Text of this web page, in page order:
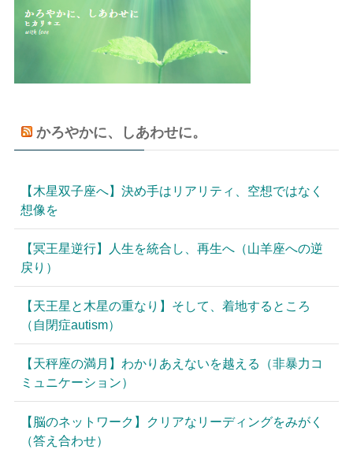
かろやかに、しあわせに。
【木星双子座へ】決め手はリアリティ、空想ではなく
想像を
【冥王星逆行】人生を統合し、再生へ（山羊座への逆
戻り）
【天王星と木星の重なり】そして、着地するところ
（自閉症autism）
【天秤座の満月】わかりあえないを越える（非暴力コ
ミュニケーション）
【脳のネットワーク】クリアなリーディングをみがく
（答え合わせ）